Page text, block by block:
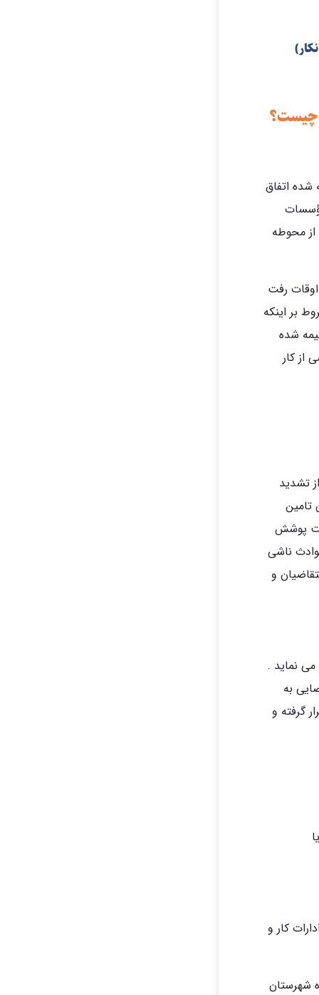
چیست؟
شده اتفاق
از محوطه
اوقات رفت
بر اینکه
شده
از کار
تشدید
تامین
پوشش
. حوادث ناشی
و
می نماید .
به
گرفته و
کار و
شهرستان